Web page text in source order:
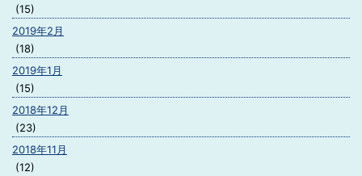
(15)
2019年2月
(18)
2019年1月
(15)
2018年12月
(23)
2018年11月
(12)